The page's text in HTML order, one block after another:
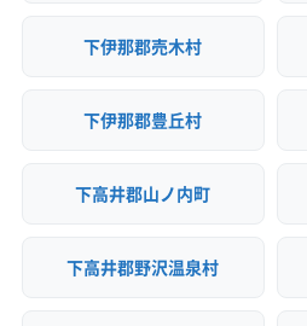
下伊那郡売木村
下伊那郡豊丘村
下高井郡山ノ内町
下高井郡野沢温泉村